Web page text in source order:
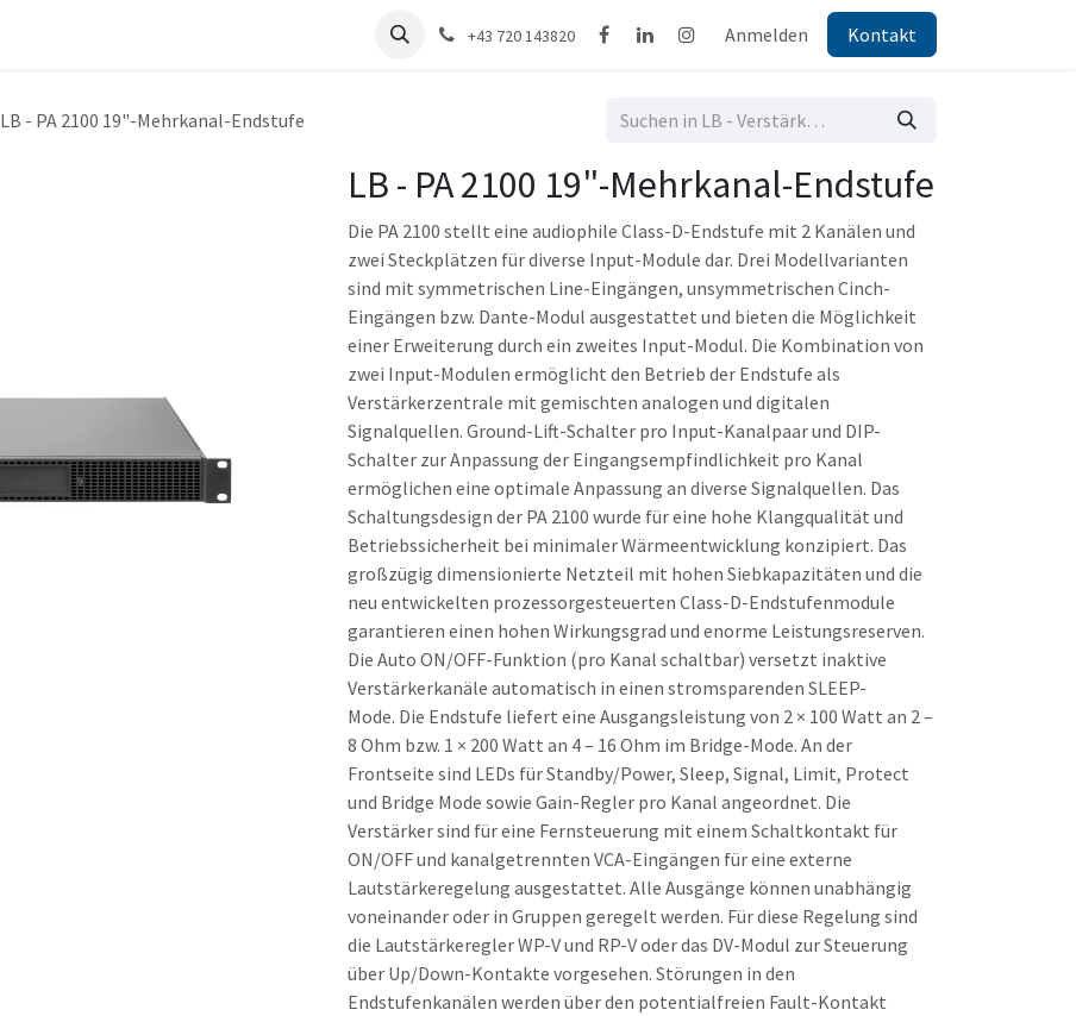
+43 720 143820 Anmelden Kontakt
LB - PA 2100 19"-Mehrkanal-Endstufe
LB - PA 2100 19"-Mehrkanal-Endstufe
Die PA 2100 stellt eine audiophile Class-D-Endstufe mit 2 Kanälen und
zwei Steckplätzen für diverse Input-Module dar. Drei Modellvarianten
sind mit symmetrischen Line-Eingängen, unsymmetrischen Cinch-
Eingängen bzw. Dante-Modul ausgestattet und bieten die Möglichkeit
einer Erweiterung durch ein zweites Input-Modul. Die Kombination von
zwei Input-Modulen ermöglicht den Betrieb der Endstufe als
Verstärkerzentrale mit gemischten analogen und digitalen
Signalquellen. Ground-Lift-Schalter pro Input-Kanalpaar und DIP-
Schalter zur Anpassung der Eingangsempfindlichkeit pro Kanal
ermöglichen eine optimale Anpassung an diverse Signalquellen. Das
Schaltungsdesign der PA 2100 wurde für eine hohe Klangqualität und
Betriebssicherheit bei minimaler Wärmeentwicklung konzipiert. Das
großzügig dimensionierte Netzteil mit hohen Siebkapazitäten und die
neu entwickelten prozessorgesteuerten Class-D-Endstufenmodule
garantieren einen hohen Wirkungsgrad und enorme Leistungsreserven.
Die Auto ON/OFF-Funktion (pro Kanal schaltbar) versetzt inaktive
Verstärkerkanäle automatisch in einen stromsparenden SLEEP-
Mode. Die Endstufe liefert eine Ausgangsleistung von 2 × 100 Watt an 2 –
8 Ohm bzw. 1 × 200 Watt an 4 – 16 Ohm im Bridge-Mode. An der
Frontseite sind LEDs für Standby/Power, Sleep, Signal, Limit, Protect
und Bridge Mode sowie Gain-Regler pro Kanal angeordnet. Die
Verstärker sind für eine Fernsteuerung mit einem Schaltkontakt für
ON/OFF und kanalgetrennten VCA-Eingängen für eine externe
Lautstärkeregelung ausgestattet. Alle Ausgänge können unabhängig
voneinander oder in Gruppen geregelt werden. Für diese Regelung sind
die Lautstärkeregler WP-V und RP-V oder das DV-Modul zur Steuerung
über Up/Down-Kontakte vorgesehen. Störungen in den
Endstufenkanälen werden über den potentialfreien Fault-Kontakt